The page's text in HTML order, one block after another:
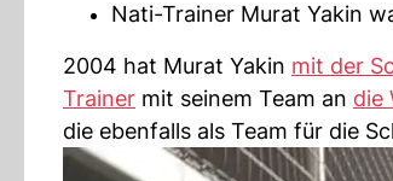
Nati-Trainer Murat Yakin
2004 hat Murat Yakin mit der
Trainer mit seinem Team an die
die ebenfalls als Team für die